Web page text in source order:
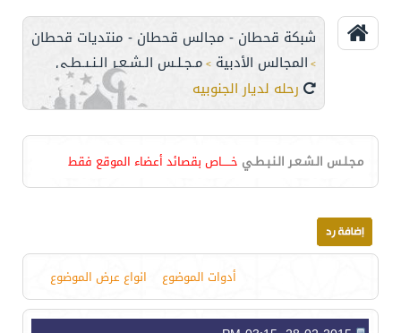
شبكة قحطان - مجالس قحطان - منتديات قحطان
> المجالس الأدبية > مـجـلـس الـشـعـر الـنـبـطـي
رحله لديار الجنوبيه
مـجـلـس الـشـعـر الـنـبـطـي خـــــاص بقصائد أعضاء الموقع فقط
أدوات الموضوع انواع عرض الموضوع